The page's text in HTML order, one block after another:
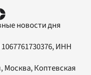
новости дня
ИНН
Москва, Коптевская